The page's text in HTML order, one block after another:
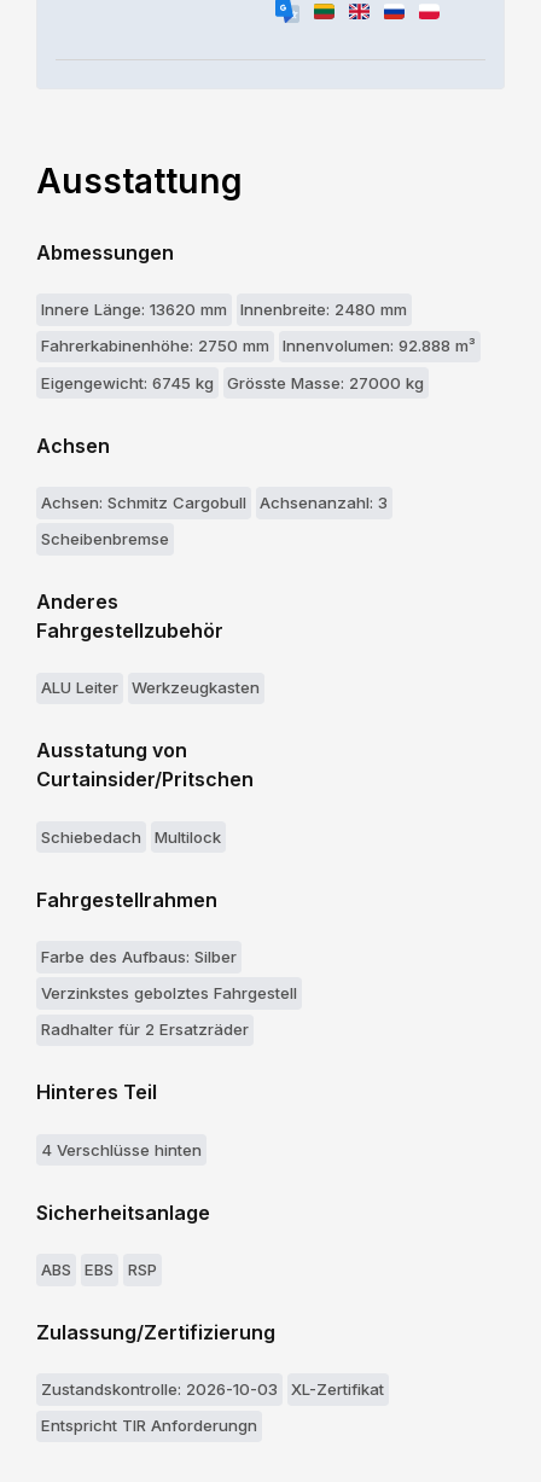
Ausstattung
Abmessungen
Innere Länge: 13620 mm
Innenbreite: 2480 mm
Fahrerkabinenhöhe: 2750 mm
Innenvolumen: 92.888 m³
Eigengewicht: 6745 kg
Grösste Masse: 27000 kg
Achsen
Achsen: Schmitz Cargobull
Achsenanzahl: 3
Scheibenbremse
Anderes
Fahrgestellzubehör
ALU Leiter Werkzeugkasten
Ausstatung von
Curtainsider/Pritschen
Schiebedach Multilock
Fahrgestellrahmen
Farbe des Aufbaus: Silber
Verzinkstes gebolztes Fahrgestell
Radhalter für 2 Ersatzräder
Hinteres Teil
4 Verschlüsse hinten
Sicherheitsanlage
ABS EBS RSP
Zulassung/Zertifizierung
Zustandskontrolle: 2026-10-03
XL-Zertifikat
Entspricht TIR Anforderungn